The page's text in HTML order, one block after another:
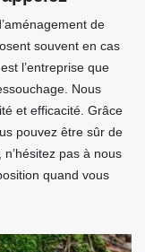
de
souvent en cas
l’entreprise que
Nous
et efficacité. Grâce
pouvez être sûr de
pas à nous
quand vous